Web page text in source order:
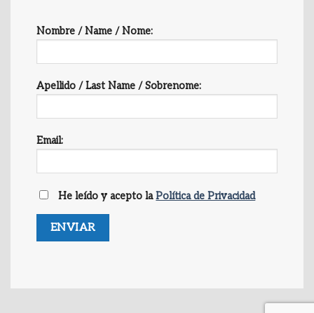
Nombre / Name / Nome:
Apellido / Last Name / Sobrenome:
Email:
He leído y acepto laPolítica de Privacidad